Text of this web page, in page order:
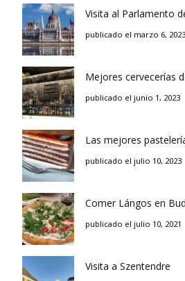
Visita al Parlamento
publicado el marzo 6, 2023
Mejores cervecerías
publicado el junio 1, 2023
Las mejores
publicado el julio 10, 2023
Comer Lángos en
publicado el julio 10, 2021
Visita a Szentendre